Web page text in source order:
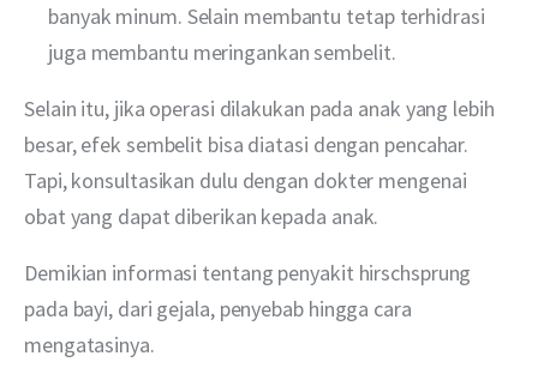
banyak minum. Selain membantu tetap terhidrasi
juga membantu meringankan sembelit.
Selain itu, jika operasi dilakukan pada anak yang lebih
besar, efek sembelit bisa diatasi dengan pencahar.
Tapi, konsultasikan dulu dengan dokter mengenai
obat yang dapat diberikan kepada anak.
Demikian informasi tentang penyakit hirschsprung
pada bayi, dari gejala, penyebab hingga cara
mengatasinya.